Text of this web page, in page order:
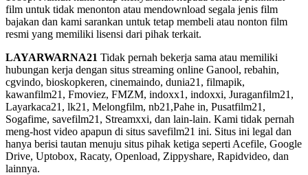
film untuk tidak menonton atau mendownload segala jenis film
bajakan dan kami sarankan untuk tetap membeli atau nonton film
resmi yang memiliki lisensi dari pihak terkait.
LAYARWARNA21 Tidak pernah bekerja sama atau memiliki
hubungan kerja dengan situs streaming online Ganool, rebahin,
cgvindo, bioskopkeren, cinemaindo, dunia21, filmapik,
kawanfilm21, Fmoviez, FMZM, indoxx1, indoxxi, Juraganfilm21,
Layarkaca21, lk21, Melongfilm, nb21,Pahe in, Pusatfilm21,
Sogafime, savefilm21, Streamxxi, dan lain-lain. Kami tidak pernah
meng-host video apapun di situs savefilm21 ini. Situs ini legal dan
hanya berisi tautan menuju situs pihak ketiga seperti Acefile, Google
Drive, Uptobox, Racaty, Openload, Zippyshare, Rapidvideo, dan
lainnya.